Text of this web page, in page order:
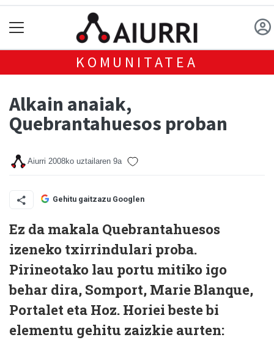
KOMUNITATEA
Alkain anaiak,
Quebrantahuesos proban
Aiurri 2008ko uztailaren 9a
Gehitu gaitzazu Googlen
Ez da makala Quebrantahuesos
izeneko txirrindulari proba.
Pirineotako lau portu mitiko igo
behar dira, Somport, Marie Blanque,
Portalet eta Hoz. Horiei beste bi
elementu gehitu zaizkie aurten: